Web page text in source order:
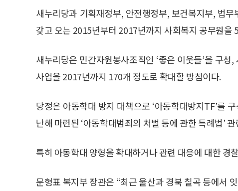
새누리당과 기획재정부, 안전행정부, 보건복지부, 법
갖고 오는 2015년부터 2017년까지 사회복지 공무원을
새누리당은 민간자원봉사조직인 ‘좋은 이웃들’을 구
사업을 2017년까지 170개 정도로 확대할 방침이다.
당정은 아동학대 방지 대책으로 ‘아동학대방지TF’를
난해 마련된 ‘아동학대범죄의 처벌 등에 관한 특례법’
특히 아동학대 양형을 확대하거나 관련 대응에 대한 경
문형표 복지부 장관은 “최근 울산과 경북 칠곡 등에서